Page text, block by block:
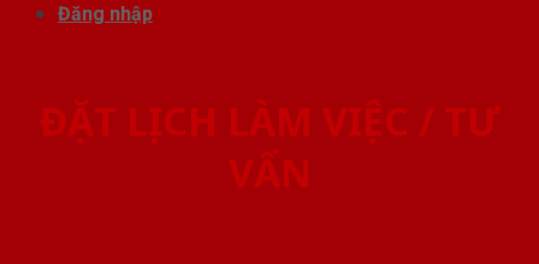
Đăng nhập
ĐẶT LỊCH LÀM VIỆC / TƯ
VẤN